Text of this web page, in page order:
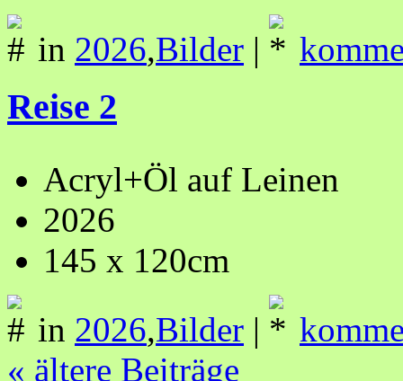
in 2026,Bilder |
Reise 2
Acryl+Öl auf Leinen
2026
145 x 120cm
in 2026,Bilder |
« ältere Beiträge